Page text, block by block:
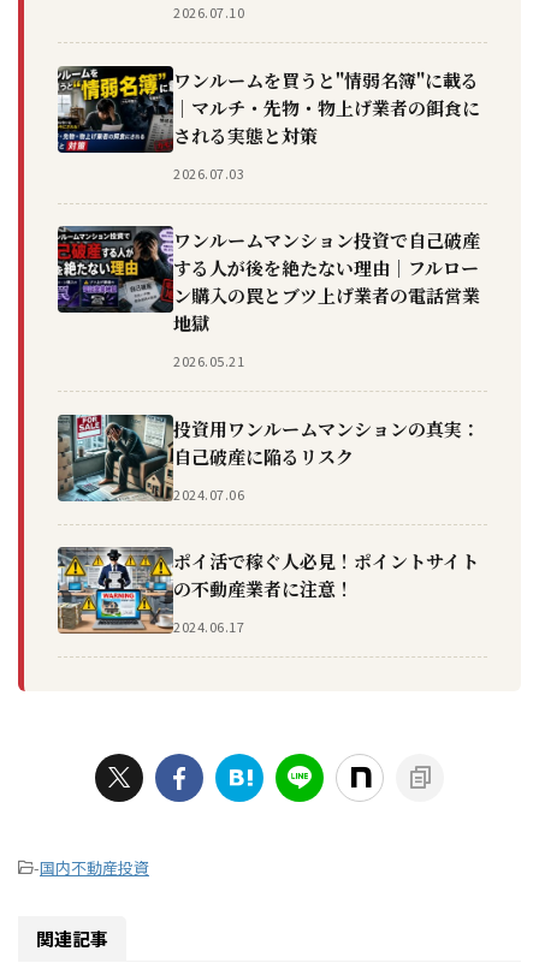
2026.07.10
ワンルームを買うと"情弱名簿"に載る
｜マルチ・先物・物上げ業者の餌食に
される実態と対策
2026.07.03
ワンルームマンション投資で自己破産
する人が後を絶たない理由｜フルロー
ン購入の罠とブツ上げ業者の電話営業
地獄
2026.05.21
投資用ワンルームマンションの真実：
自己破産に陥るリスク
2024.07.06
ポイ活で稼ぐ人必見！ポイントサイト
の不動産業者に注意！
2024.06.17
-国内不動産投資
関連記事